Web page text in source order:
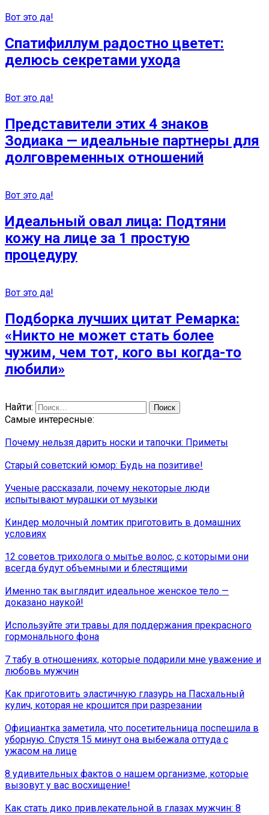
Вот это да!
Спатифиллум радостно цветет:
делюсь секретами ухода
Вот это да!
Представители этих 4 знаков
Зодиака — идеальные партнеры для
долговременных отношений
Вот это да!
Идеальный овал лица: Подтяни
кожу на лице за 1 простую
процедуру
Вот это да!
Подборка лучших цитат Ремарка:
«Никто не может стать более
чужим, чем тот, кого вы когда-то
любили»
Найти:
Самые интересные:
Почему нельзя дарить носки и тапочки: Приметы
Старый советский юмор: Будь на позитиве!
Ученые рассказали, почему некоторые люди
испытывают мурашки от музыки
Киндер молочный ломтик приготовить в домашних
условиях
12 советов трихолога о мытье волос, с которыми они
всегда будут объемными и блестящими
Именно так выглядит идеальное женское тело —
доказано наукой!
Используйте эти травы для поддержания прекрасного
гормонального фона
7 табу в отношениях, которые подарили мне уважение и
любовь мужчин
Как приготовить эластичную глазурь на Пасхальный
кулич, которая не крошится при разрезании
Официантка заметила, что посетительница поспешила в
уборную. Спустя 15 минут она выбежала оттуда с
ужaсом на лице
8 удивительных фактов о нашем организме, которые
вызовут у вас восхищение!
Как стать дико привлекательной в глазах мужчин: 8